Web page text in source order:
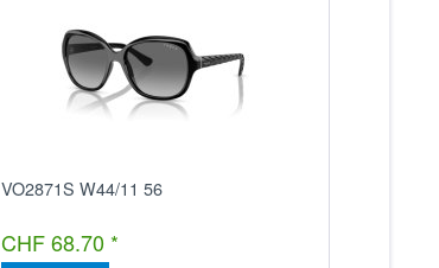
VO2871S W44/11 56
CHF 68.70 *